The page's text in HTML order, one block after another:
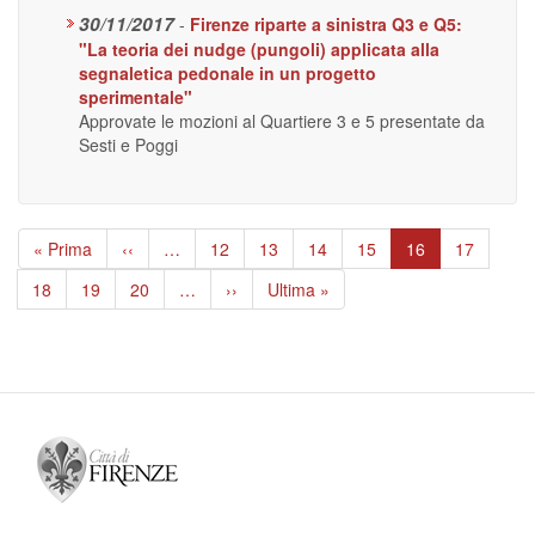
30/11/2017 - Firenze riparte a sinistra Q3 e Q5:
"La teoria dei nudge (pungoli) applicata alla
segnaletica pedonale in un progetto
sperimentale"
Approvate le mozioni al Quartiere 3 e 5 presentate da
Sesti e Poggi
Paginazione
Prima
pagina
« Prima
Pagina
precedente
‹‹ … Page
12 Page
13 Page
14 Page
15
Pagina
attuale
16 Page
17
Page
18 Page
19 Page
20 …
Pagina
successiva
››
Ultima
pagina
Ultima »